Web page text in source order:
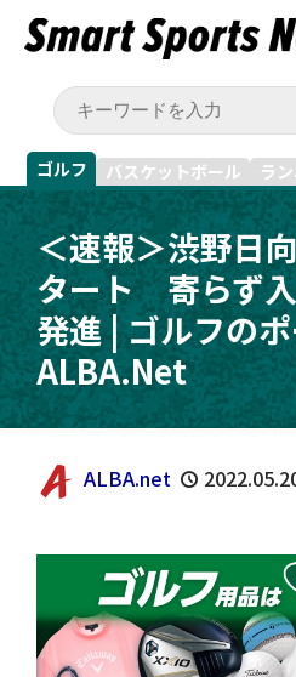
ゴルフ バスケットボール ラ
＜速報＞渋野日
タート 寄らず
発進 | ゴルフの
ALBA.Net
ALBA.net